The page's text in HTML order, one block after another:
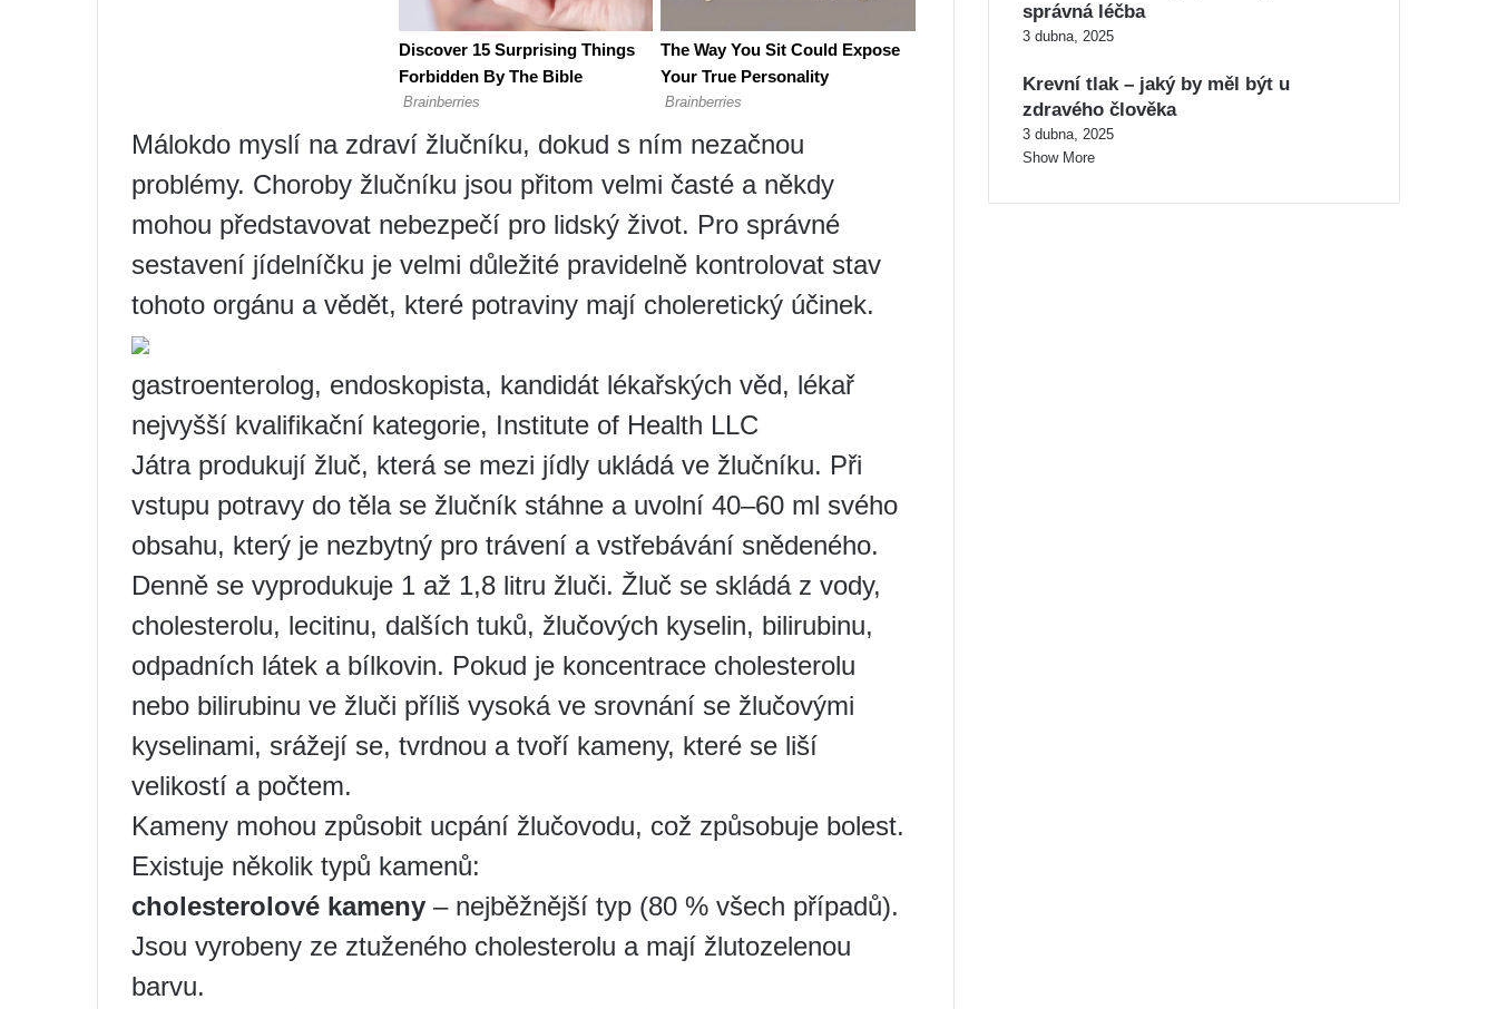
Málokdo myslí na zdraví žlučníku, dokud s ním nezačnou
problémy. Choroby žlučníku jsou přitom velmi časté a někdy
mohou představovat nebezpečí pro lidský život. Pro správné
sestavení jídelníčku je velmi důležité pravidelně kontrolovat stav
tohoto orgánu a vědět, které potraviny mají choleretický účinek.
gastroenterolog, endoskopista, kandidát lékařských věd, lékař
nejvyšší kvalifikační kategorie, Institute of Health LLC
Játra produkují žluč, která se mezi jídly ukládá ve žlučníku. Při
vstupu potravy do těla se žlučník stáhne a uvolní 40–60 ml svého
obsahu, který je nezbytný pro trávení a vstřebávání snědeného.
Denně se vyprodukuje 1 až 1,8 litru žluči. Žluč se skládá z vody,
cholesterolu, lecitinu, dalších tuků, žlučových kyselin, bilirubinu,
odpadních látek a bílkovin. Pokud je koncentrace cholesterolu
nebo bilirubinu ve žluči příliš vysoká ve srovnání se žlučovými
kyselinami, srážejí se, tvrdnou a tvoří kameny, které se liší
velikostí a počtem.
Kameny mohou způsobit ucpání žlučovodu, což způsobuje bolest.
Existuje několik typů kamenů:
cholesterolové kameny – nejběžnější typ (80 % všech případů).
Jsou vyrobeny ze ztuženého cholesterolu a mají žlutozelenou
barvu.
správná léčba
3 dubna, 2025
Krevní tlak – jaký by měl být u
zdravého člověka
3 dubna, 2025
Show More